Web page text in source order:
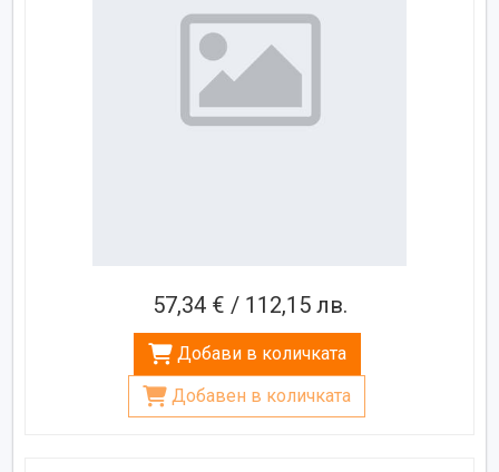
57,34 € / 112,15 лв.
Добави в количката
Добавен в количката